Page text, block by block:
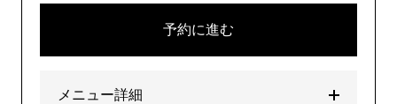
予約に進む
メニュー詳細